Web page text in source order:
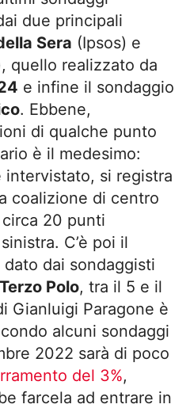
due principali
Sera (Ipsos) e
quello realizzato da
e infine il sondaggio
. Ebbene,
di qualche punto
è il medesimo:
intervistato, si registra
coalizione di centro
20 punti
C’è poi il
dato dai sondaggisti
Terzo Polo, tra il 5 e il
Gianluigi Paragone è
alcuni sondaggi
2022 sarà di poco
del 3%,
farcela ad entrare in